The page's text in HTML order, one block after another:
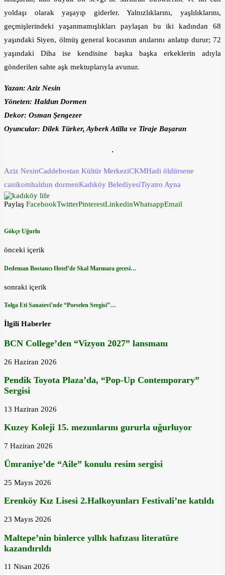
yoldaşı olarak yaşayıp giderler. Yalnızlıklarını, yaşlılıklarını,
geçmişlerindeki yaşanmamışlıkları paylaşan bu iki kadından 68
yaşındaki Siyen, ölmüş general kocasının anılarını anlatıp durur; 72
yaşındaki Diha ise kendisine başka başka erkeklerin adıyla
gönderilen sahte aşk mektuplarıyla avunur.
Yazan: Aziz Nesin
Yöneten: Haldun Dormen
Dekor: Osman Şengezer
Oyuncular: Dilek Türker, Ayberk Atilla ve Tiraje Başaran
Aziz NesinCaddebostan Kültür MerkeziCKMHadi öldürsene
canikomhaldun dormenKadıköy BelediyesiTiyatro Ayna
Paylaş FacebookTwitterPinterestLinkedinWhatsappEmail
Gökçe Uğurlu
önceki içerik
Dedeman Bostancı Hotel’de Skal Marmara gecesi…
sonraki içerik
Tolga Eti Sanatevi’nde “Porselen Sergisi”…
İlgili Haberler
BCN College’den “Vizyon 2027” lansmanı
26 Haziran 2026
Pendik Toyota Plaza’da, “Pop-Up Contemporary”
Sergisi
13 Haziran 2026
Kuzey Koleji 15. mezunlarını gururla uğurluyor
7 Haziran 2026
Ümraniye’de “Aile” konulu resim sergisi
25 Mayıs 2026
Erenköy Kız Lisesi 2.Halkoyunları Festivali’ne katıldı
23 Mayıs 2026
Maltepe’nin binlerce yıllık hafızası literatüre
kazandırıldı
11 Nisan 2026